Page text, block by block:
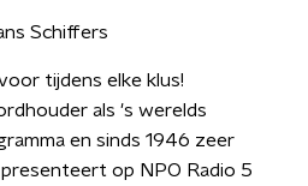
Schiffers
tijdens elke klus!
als 's werelds
en sinds 1946 zeer
op NPO Radio 5